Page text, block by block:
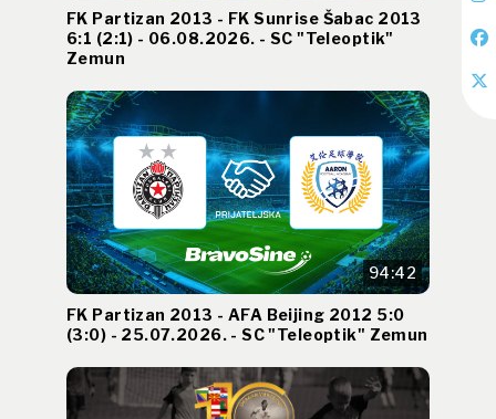
FK Partizan 2013 - FK Sunrise Šabac 2013
6:1 (2:1) - 06.08.2026. - SC "Teleoptik"
Zemun
94:42
FK Partizan 2013 - AFA Beijing 2012 5:0
(3:0) - 25.07.2026. - SC "Teleoptik" Zemun